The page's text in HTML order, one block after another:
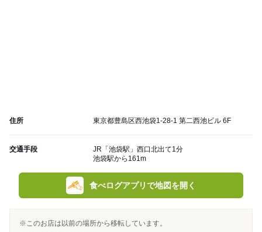
住所 東京都豊島区西池袋1-28-1 第二西池ビル 6F
交通手段
JR「池袋駅」西口北出て1分
池袋駅から161m
食べログアプリで地図を開く
※このお店は以前の場所から移転しています。